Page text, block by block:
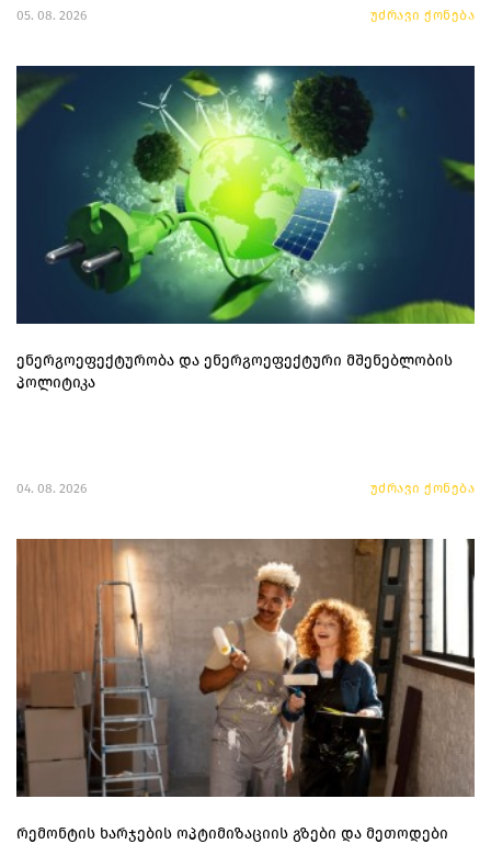
05. 08. 2026 უძრავი ქონება
ენერგოეფექტურობა და ენერგოეფექტური მშენებლობის
პოლიტიკა
04. 08. 2026 უძრავი ქონება
რემონტის ხარჯების ოპტიმიზაციის გზები და მეთოდები